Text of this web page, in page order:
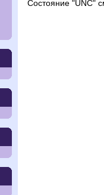
Состояние "UNC"